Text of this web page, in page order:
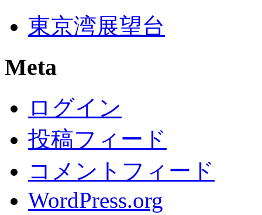
東京湾展望台
Meta
ログイン
投稿フィード
コメントフィード
WordPress.org